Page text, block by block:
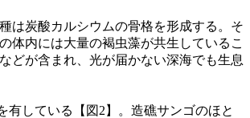
は炭酸カルシウムの⾻格を形成する。そ
体内には⼤量の褐⾍藻が共⽣しているこ
どが含まれ、光が届かない深海でも⽣息
している【図2】。造礁サンゴのほと